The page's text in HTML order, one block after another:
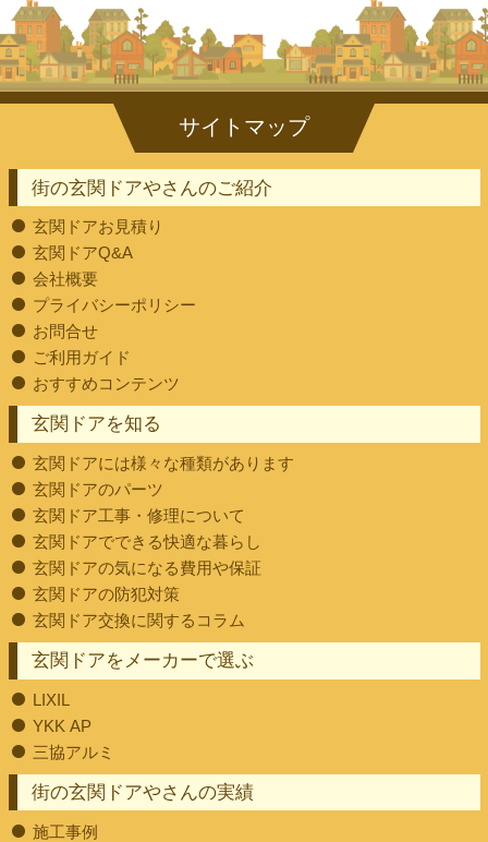
街の玄関ドアやさんのご紹介
玄関ドアお見積り
玄関ドアQ&A
会社概要
プライバシーポリシー
お問合せ
ご利用ガイド
おすすめコンテンツ
街の玄関ドアやさんの実績
施工事例
玄関ドアを知る
玄関ドアには様々な種類があります
玄関ドアのパーツ
玄関ドア工事・修理について
玄関ドアでできる快適な暮らし
玄関ドアの気になる費用や保証
玄関ドアの防犯対策
玄関ドア交換に関するコラム
玄関ドアをメーカーで選ぶ
LIXIL
YKK AP
三協アルミ